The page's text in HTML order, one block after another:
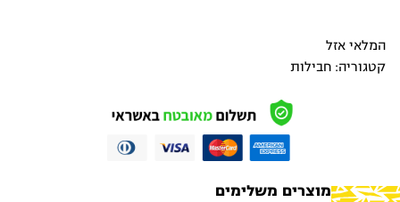
המלאי אזל
קטגוריה: חבילות
מוצרים משלימים